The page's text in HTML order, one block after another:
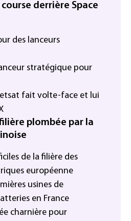
derrière Space
des lanceurs
stratégique pour
fait volte-face et lui
plombée par la
de la filière des
européenne
usines de
en France
charnière pour